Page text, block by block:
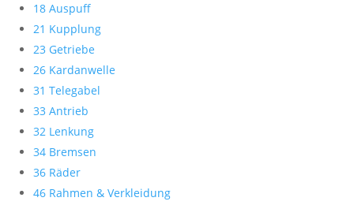
18 Auspuff
21 Kupplung
23 Getriebe
26 Kardanwelle
31 Telegabel
33 Antrieb
32 Lenkung
34 Bremsen
36 Räder
46 Rahmen & Verkleidung